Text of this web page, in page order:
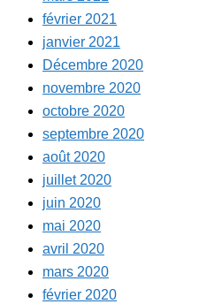
février 2021
janvier 2021
Décembre 2020
novembre 2020
octobre 2020
septembre 2020
août 2020
juillet 2020
juin 2020
mai 2020
avril 2020
mars 2020
février 2020